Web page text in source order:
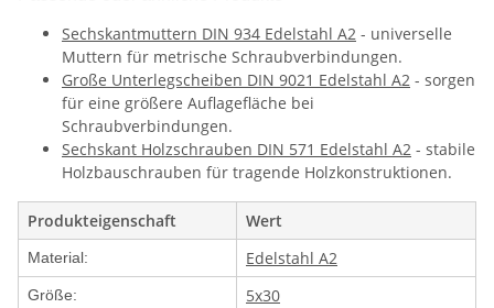
Sechskantmuttern DIN 934 Edelstahl A2 - universelle
Muttern für metrische Schraubverbindungen.
Große Unterlegscheiben DIN 9021 Edelstahl A2 - sorgen
für eine größere Auflagefläche bei
Schraubverbindungen.
Sechskant Holzschrauben DIN 571 Edelstahl A2 - stabile
Holzbauschrauben für tragende Holzkonstruktionen.
Produkteigenschaft Wert
Material: Edelstahl A2
Größe: 5x30